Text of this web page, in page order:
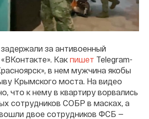
за антивоенный
Как пишет Telegram-
в нем мужчина якобы
Крымского моста. На видео
что к нему в квартиру ворвались
сотрудников СОБР в масках, а
двое сотрудников ФСБ —